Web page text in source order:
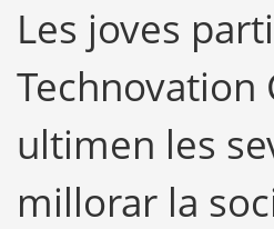
Eines
Les joves
Technovation
ultimen les
millorar la